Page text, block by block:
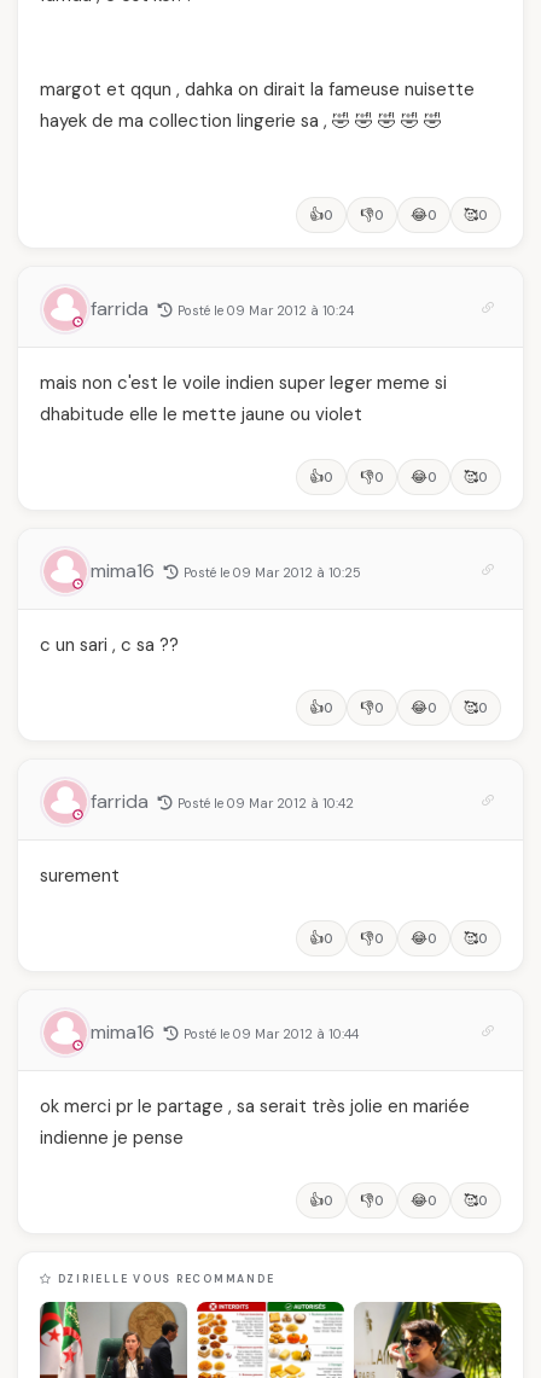
margot et qqun , dahka on dirait la fameuse nuisette
hayek de ma collection lingerie sa , 🤣 🤣 🤣 🤣 🤣
👍0 👎0 😂0 🥰0
farrida Posté le 09 Mar 2012 à 10:24
mais non c'est le voile indien super leger meme si
dhabitude elle le mette jaune ou violet
👍0 👎0 😂0 🥰0
mima16 Posté le 09 Mar 2012 à 10:25
c un sari , c sa ??
👍0 👎0 😂0 🥰0
farrida Posté le 09 Mar 2012 à 10:42
surement
👍0 👎0 😂0 🥰0
mima16 Posté le 09 Mar 2012 à 10:44
ok merci pr le partage , sa serait très jolie en mariée
indienne je pense
👍0 👎0 😂0 🥰0
DZIRIELLE VOUS RECOMMANDE